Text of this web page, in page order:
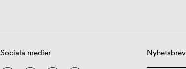
Sociala medier Nyhetsbrev